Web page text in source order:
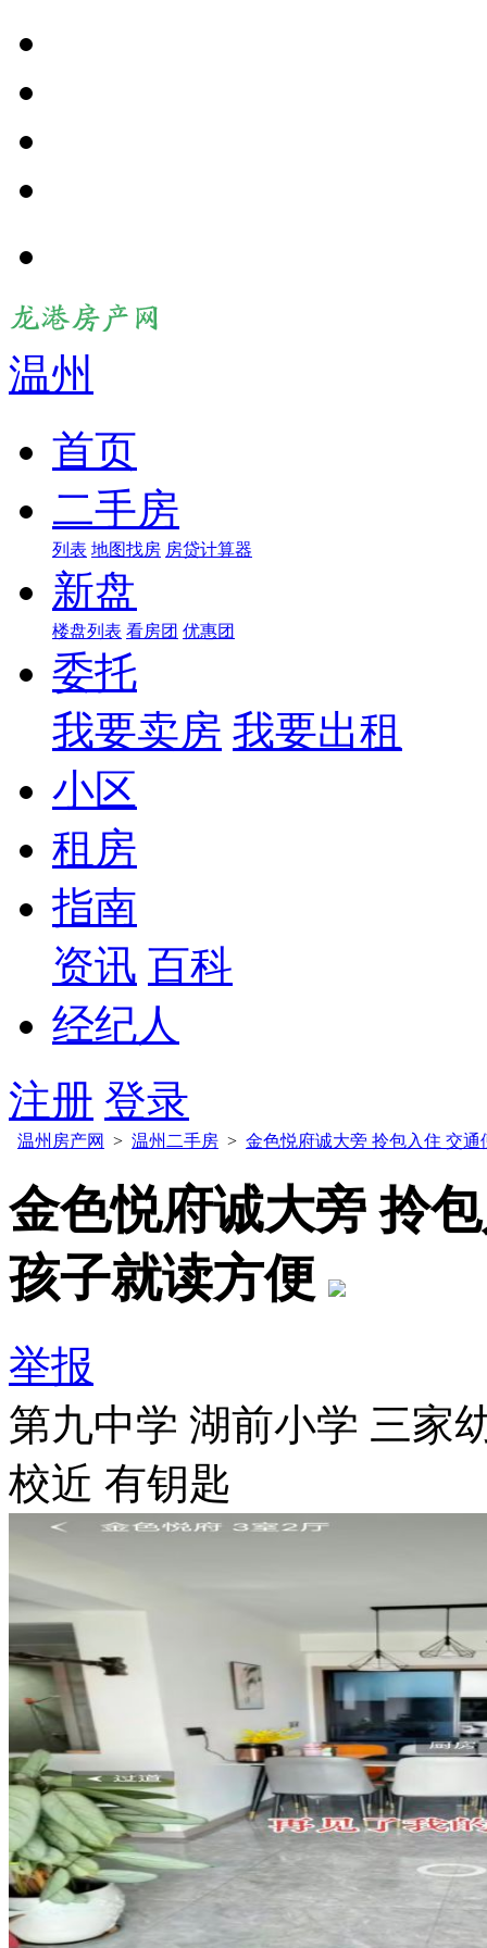
温州
首页
二手房
列表 地图找房 房贷计算器
新盘
楼盘列表 看房团 优惠团
委托
我要卖房 我要出租
小区
租房
指南
资讯 百科
经纪人
注册 登录
温州房产网 > 温州二手房 > 金色悦府诚大旁 拎包入住 交
金色悦府诚大旁 拎
孩子就读方便
举报
第九中学 湖前小学 三家
校近 有钥匙